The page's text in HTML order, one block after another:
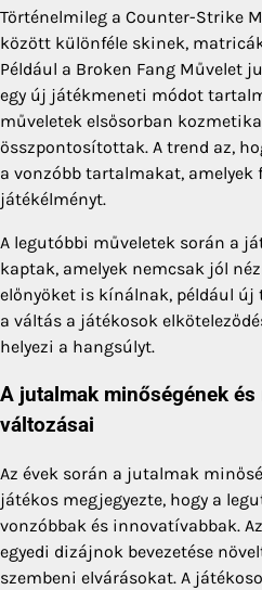
Történelmileg a Counter-Strike
között különféle skinek,
Például a Broken Fang Művelet
egy új játékmeneti módot
műveletek elsősorban
összpontosítottak. A trend az,
a vonzóbb tartalmakat, amelyek
játékélményt.
A legutóbbi műveletek során a
kaptak, amelyek nemcsak jól
előnyöket is kínálnak, például új
a váltás a játékosok
helyezi a hangsúlyt.
A jutalmak minőségének
változásai
Az évek során a jutalmak
játékos megjegyezte, hogy a
vonzóbbak és innovatívabbak.
egyedi dizájnok bevezetése
szembeni elvárásokat. A